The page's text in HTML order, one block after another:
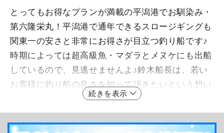
とってもお得なプランが満載の平潟港でお馴染み・
第六隆栄丸！平潟港で通年できるスロージギングも
関東一の安さと非常にお得さが目立つ釣り船です♪
時期によっては超高級魚・マダラとメヌケにも出船
しているので、見逃せませんよ♪鈴木船長は、若い
お客様に釣り船の良さを知って頂きたいという想い
から赤字覚悟でサービスを尽くしています。是非、
第六隆栄丸で漁場豊かな平潟沖を楽しんでみてはい
かがですか？
続きを表示